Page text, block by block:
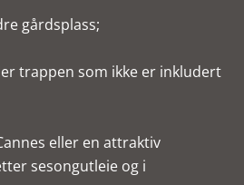
gårdsplass;
trappen som ikke er inkludert
eller en attraktiv
sesongutleie og i